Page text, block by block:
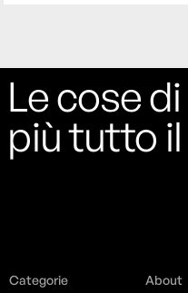
Le cose
più tutto
Categorie
About